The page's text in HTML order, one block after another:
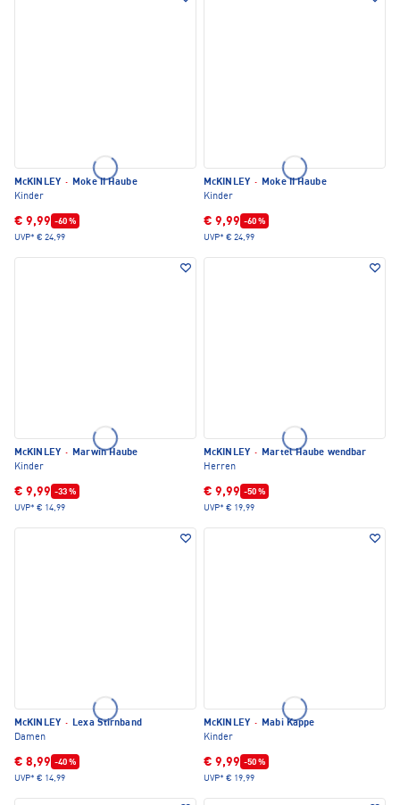
McKINLEY · Moke II Haube
Kinder
€ 9,99 -60 %
UVP* € 24,99
McKINLEY · Moke II Haube
Kinder
€ 9,99 -60 %
UVP* € 24,99
McKINLEY · Marwin Haube
Kinder
€ 9,99 -33 %
UVP* € 14,99
McKINLEY · Martel Haube wendbar
Herren
€ 9,99 -50 %
UVP* € 19,99
McKINLEY · Lexa Stirnband
Damen
€ 8,99 -40 %
UVP* € 14,99
McKINLEY · Mabi Kappe
Kinder
€ 9,99 -50 %
UVP* € 19,99